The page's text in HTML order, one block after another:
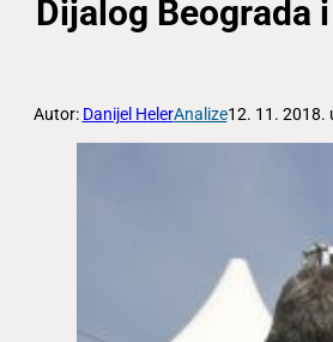
Dijalog
Autor: Danijel HelerAnalize12. 11. 2018.